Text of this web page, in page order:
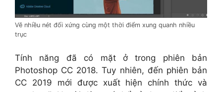
Vẽ nhiều nét đối xứng cùng một thời điểm xung quanh nhiều
trục
Tính năng đã có mặt ở trong phiên bản
Photoshop CC 2018. Tuy nhiên, đến phiên bản
CC 2019 mới được xuất hiện chính thức và